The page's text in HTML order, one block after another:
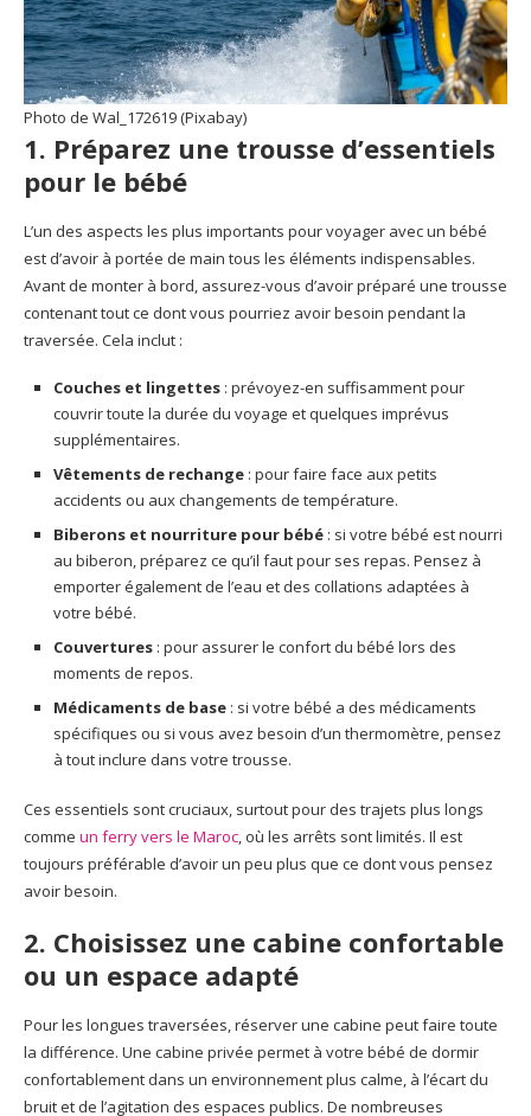
Photo de Wal_172619 (Pixabay)
1. Préparez une trousse d’essentiels
pour le bébé
L’un des aspects les plus importants pour voyager avec un bébé
est d’avoir à portée de main tous les éléments indispensables.
Avant de monter à bord, assurez-vous d’avoir préparé une trousse
contenant tout ce dont vous pourriez avoir besoin pendant la
traversée. Cela inclut :
Couches et lingettes : prévoyez-en suffisamment pour
couvrir toute la durée du voyage et quelques imprévus
supplémentaires.
Vêtements de rechange : pour faire face aux petits
accidents ou aux changements de température.
Biberons et nourriture pour bébé : si votre bébé est nourri
au biberon, préparez ce qu’il faut pour ses repas. Pensez à
emporter également de l’eau et des collations adaptées à
votre bébé.
Couvertures : pour assurer le confort du bébé lors des
moments de repos.
Médicaments de base : si votre bébé a des médicaments
spécifiques ou si vous avez besoin d’un thermomètre, pensez
à tout inclure dans votre trousse.
Ces essentiels sont cruciaux, surtout pour des trajets plus longs
comme un ferry vers le Maroc, où les arrêts sont limités. Il est
toujours préférable d’avoir un peu plus que ce dont vous pensez
avoir besoin.
2. Choisissez une cabine confortable
ou un espace adapté
Pour les longues traversées, réserver une cabine peut faire toute
la différence. Une cabine privée permet à votre bébé de dormir
confortablement dans un environnement plus calme, à l’écart du
bruit et de l’agitation des espaces publics. De nombreuses